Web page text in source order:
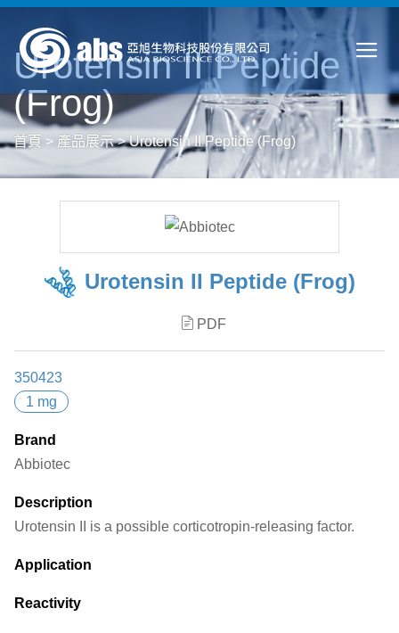
Urotensin II Peptide
(Frog)
首頁 > 產品展示>Urotensin II Peptide (Frog)
Urotensin II Peptide (Frog)
PDF
350423
1 mg
Brand
Abbiotec
Description
Urotensin II is a possible corticotropin-releasing factor.
Application
Reactivity